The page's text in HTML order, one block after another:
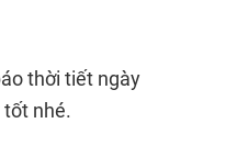
thời tiết ngày
nhé.